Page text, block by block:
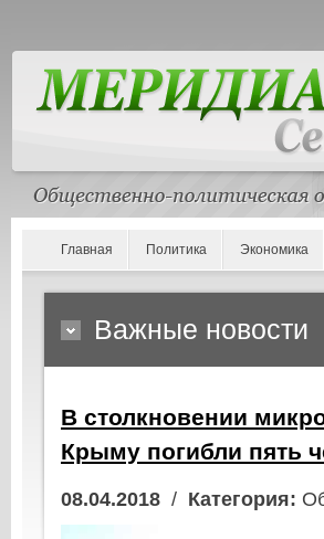
Главная Политика Экономика
Важные новости
В столкновении
Крыму погибли пять
08.04.2018 / Категория: